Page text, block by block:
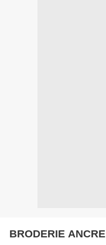
BRODERIE ANCRE